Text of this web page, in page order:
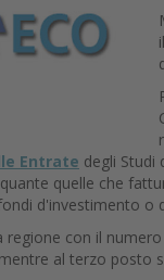
Entrate degli Studi
quelle che
d'investimento
regione con il
al terzo posto